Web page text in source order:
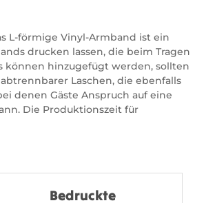
L-förmige Vinyl-Armband ist ein
drucken lassen, die beim Tragen
können hinzugefügt werden, sollten
Laschen, die ebenfalls
denen Gäste Anspruch auf eine
Die Produktionszeit für
Bedruckte